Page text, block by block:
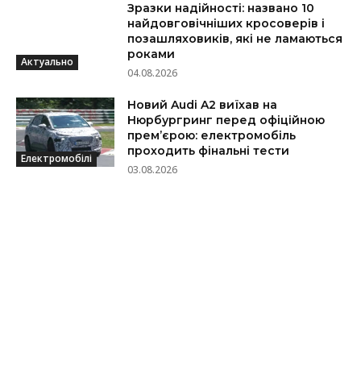
Актуально
Зразки надійності: названо 10
найдовговічніших кросоверів і
позашляховиків, які не ламаються
роками
04.08.2026
Електромобілі
Новий Audi A2 виїхав на
Нюрбургринг перед офіційною
прем’єрою: електромобіль
проходить фінальні тести
03.08.2026